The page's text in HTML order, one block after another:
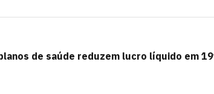
de saúde reduzem lucro líquido em